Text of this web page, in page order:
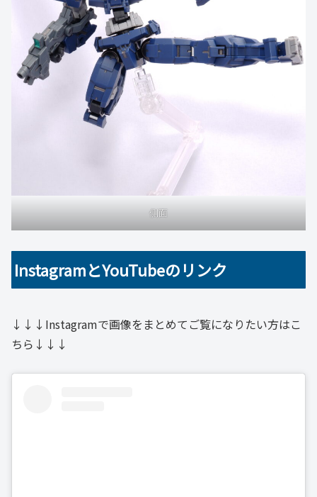
側面
InstagramとYouTubeのリンク
↓↓↓Instagramで画像をまとめてご覧になりたい方はこ
ちら↓↓↓